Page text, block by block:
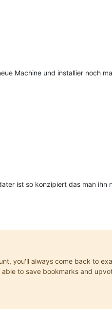
Machine und installier noch
ist so konzipiert das man ihn
you'll always come back to
to save bookmarks and